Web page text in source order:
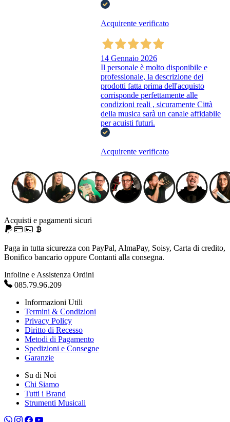
Acquirente verificato
14 Gennaio 2026
Il personale è molto disponibile e
professionale, la descrizione dei
prodotti fatta prima dell'acquisto
corrisponde perfettamente alle
condizioni reali , sicuramente Città
della musica sarà un canale affidabile
per acuisti futuri.
Acquirente verificato
Acquisti e pagamenti sicuri
Paga in tutta sicurezza con PayPal, AlmaPay, Soisy, Carta di credito,
Bonifico bancario oppure Contanti alla consegna.
Infoline e Assistenza Ordini
085.79.96.209
Informazioni Utili
Termini & Condizioni
Privacy Policy
Diritto di Recesso
Metodi di Pagamento
Spedizioni e Consegne
Garanzie
Su di Noi
Chi Siamo
Tutti i Brand
Strumenti Musicali